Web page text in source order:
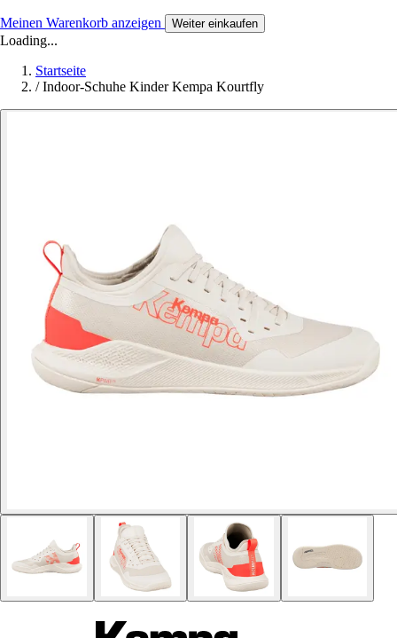
Meinen Warenkorb anzeigen Weiter einkaufen
Loading...
Startseite
/ Indoor-Schuhe Kinder Kempa Kourtfly